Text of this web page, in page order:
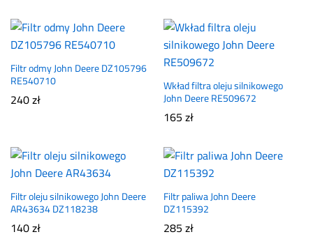
Filtr odmy John Deere DZ105796
RE540710
240zł
Wkład filtra oleju silnikowego
John Deere RE509672
165zł
Filtr oleju silnikowego John Deere
AR43634 DZ118238
140zł
Filtr paliwa John Deere
DZ115392
285zł